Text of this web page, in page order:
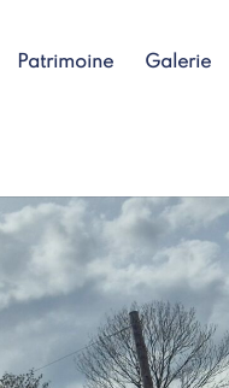
Patrimoine Galerie